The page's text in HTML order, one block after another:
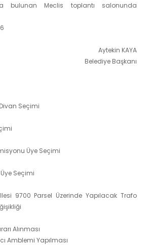
bulunan Meclis toplantı salonunda
KAYA
Başkanı
Seçimi
Üye Seçimi
Seçimi
9700 Parsel Üzerinde Yapılacak Trafo
Alınması
Amblemi Yapılması